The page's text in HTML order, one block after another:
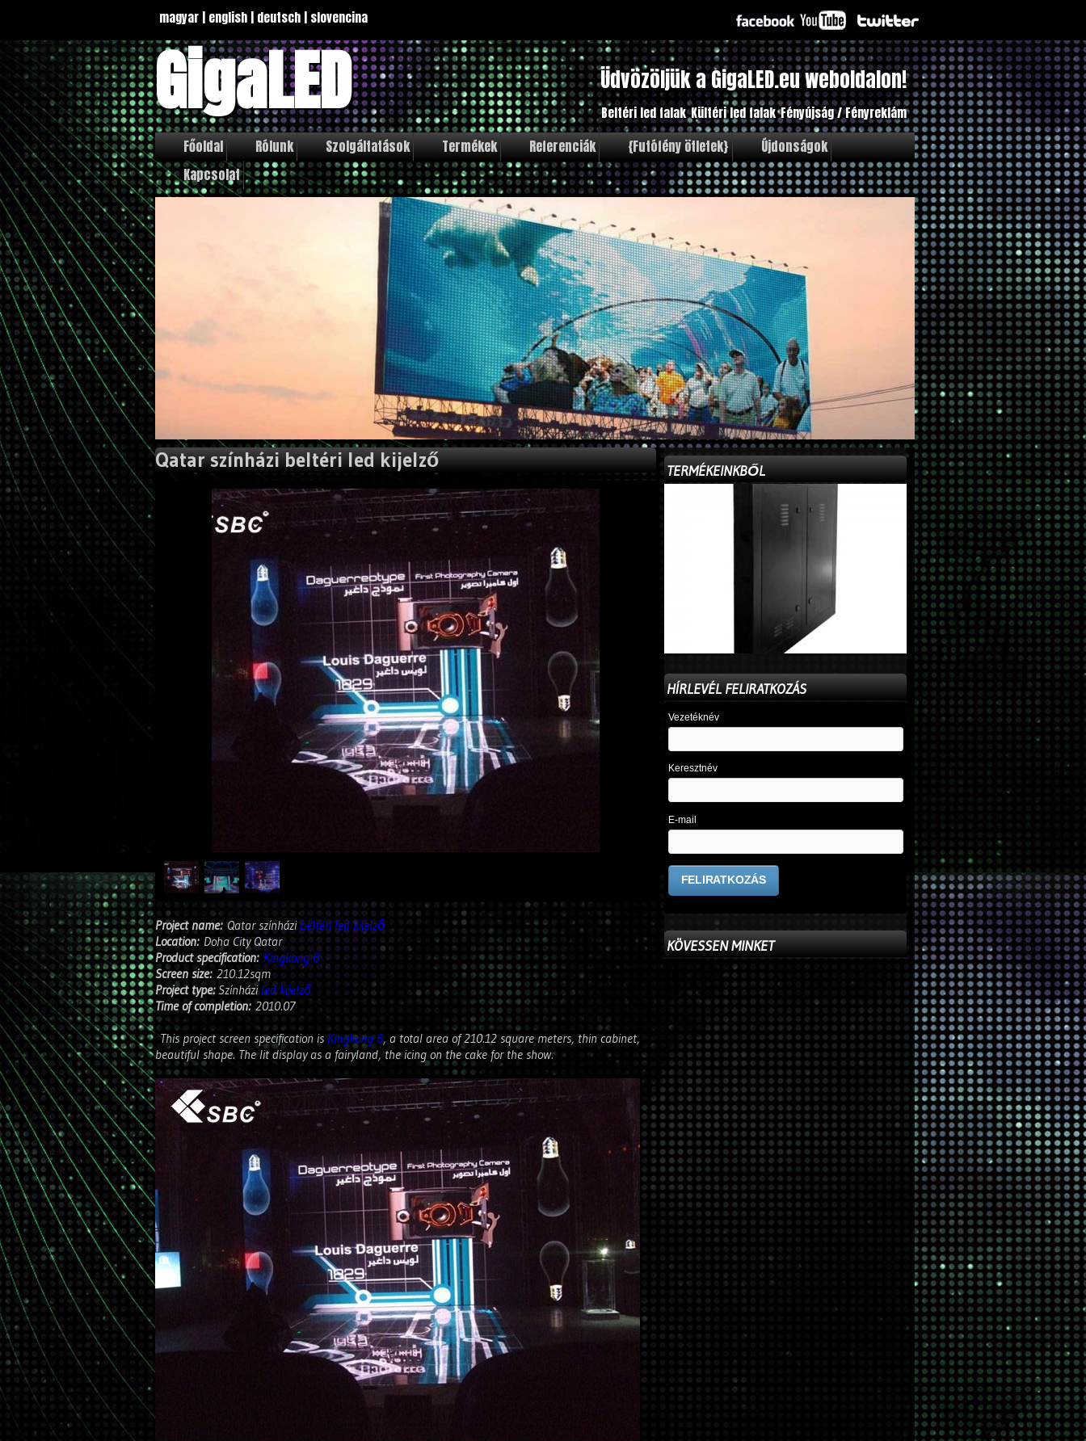
magyar | english | deutsch | slovencina
GigaLED Üdvözöljük a GigaLED.eu weboldalon!
Beltéri led falak Kültéri led falak Fényújság / Fényreklám
Főoldal Rólunk Szolgáltatások Termékek Referenciák {Futófény ötletek}
Újdonságok
Kapcsolat
Qatar színházi beltéri led kijelző
Project name: Qatar színházibeltéri led kijelző
Location: Doha City Qatar
Product specification: Kingkong 6
Screen size: 210.12sqm
Project type:Színháziled kijelző
Time of completion:2010.07
This project screen specification is Kingkong 6, a total area of 210.12 square meters, thin cabinet,
beautiful shape. The lit display as a fairyland, the icing on the cake for the show.
TERMÉKEINKBŐL
HÍRLEVÉL FELIRATKOZÁS
Vezetéknév
Keresztnév
E-mail
KÖVESSEN MINKET